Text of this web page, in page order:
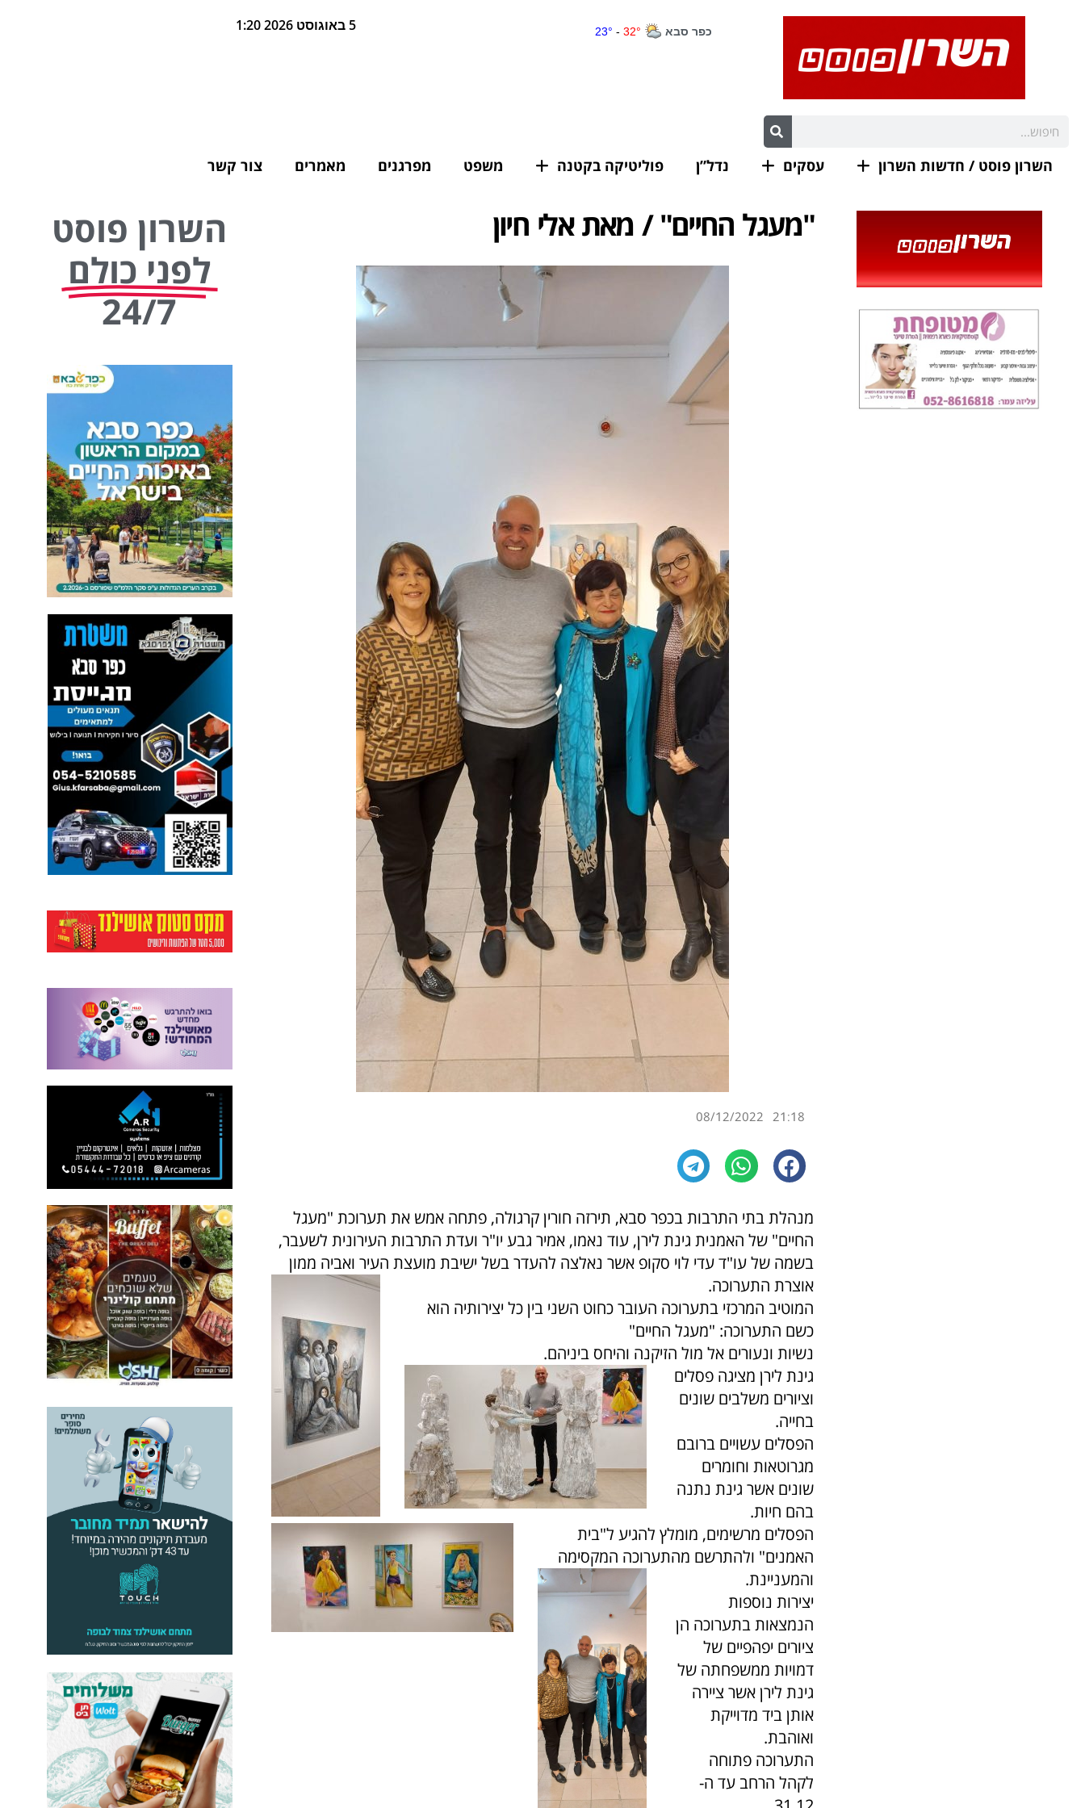
5 באוגוסט 2026 1:20
השרון פוסט / חדשות השרון עסקים נדל”ן פוליטיקה בקטנה משפט מפרגנים מאמרים צור קשר
"מעגל החיים" / מאת אלי חיון
21:18
08/12/2022
מנהלת בתי התרבות בכפר סבא, תירזה חורין קרגולה, פתחה אמש את תערוכת "מעגל
החיים" של האמנית גינת לירן, עוד נאמו, אמיר גבע יו"ר ועדת התרבות העירונית לשעבר,
בשמה של עו"ד עדי לוי סקופ אשר נאלצה להעדר בשל ישיבת מועצת העיר ואביה ממון
אוצרת התערוכה.
המוטיב המרכזי בתערוכה העובר כחוט השני בין כל יצירותיה הוא
כשם התערוכה: "מעגל החיים"
נשיות ונעורים אל מול הזיקנה והיחס ביניהם.
גינת לירן מציגה פסלים
וציורים משלבים שונים
בחייה.
הפסלים עשויים ברובם
מגרוטאות וחומרים
שונים אשר גינת נתנה
בהם חיות.
הפסלים מרשימים, מומלץ להגיע ל"בית
האמנים" ולהתרשם מהתערוכה המקסימה
והמעניינת.
יצירות נוספות
הנמצאות בתערוכה הן
ציורים יפהפיים של
דמויות ממשפחתה של
גינת לירן אשר ציירה
אותן ביד מדוייקת
ואוהבת.
התערוכה פתוחה
לקהל הרחב עד ה-
השרון פוסט
לפני כולם
24/7